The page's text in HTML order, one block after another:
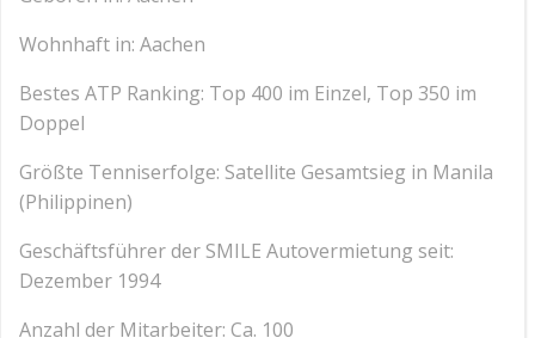
Wohnhaft in: Aachen
Bestes ATP Ranking: Top 400 im Einzel, Top 350 im
Doppel
Größte Tenniserfolge: Satellite Gesamtsieg in Manila
(Philippinen)
Geschäftsführer der SMILE Autovermietung seit:
Dezember 1994
Anzahl der Mitarbeiter: Ca. 100